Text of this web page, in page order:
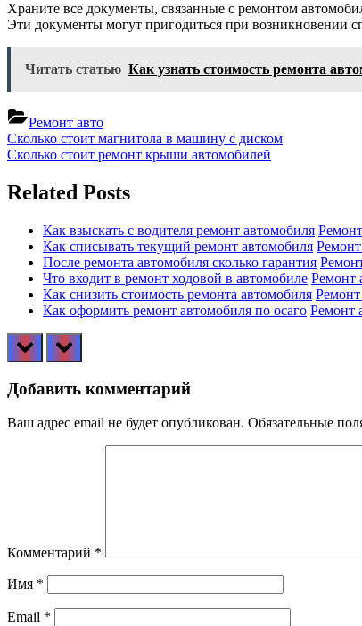
Храните все документы, связанные с ремонтом
Эти документы могут пригодиться при возникновении
Читать статью Как узнать стоимость ремонта
Ремонт авто
Навигация
по
записям
Previous
Post:
Сколько стоит магнитола в машину с диском
Next
Сколько стоит ремонт крыши автомобилей
Related Posts
Как взыскать с водителя ремонт автомобиля
Как списывать текущий ремонт автомобиля
После ремонта автомобиля сколько гарантия
Что входит в ремонт ходовой в автомобиле Ремонт
Как снизить стоимость ремонта автомобиля Ремонт
Как оформить ремонт автомобиля по осаго Ремонт
prev next
Добавить комментарий
Ваш адрес email не будет опубликован. Обязательные
Комментарий *
Имя *
Email *